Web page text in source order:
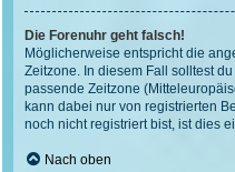
Die Forenuhr geht falsch!
Möglicherweise entspricht die
Zeitzone. In diesem Fall solltest
passende Zeitzone
kann dabei nur von registrierten
noch nicht registriert bist, ist dies
Nach oben